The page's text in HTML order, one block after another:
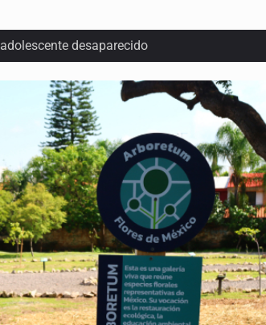
desaparecido
una intervención unilateral de EUA contra
negativa del INE para aprobar lineamientos
complicidad de policías, afirma Lazos de
de Santa Tere
por caso Ayotzinapa y promete
de relaciones con México
como Presidente de Colombia
documenta su implicación en